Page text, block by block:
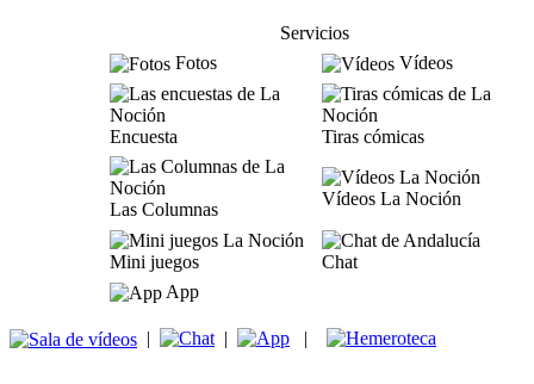
Servicios
Fotos
Vídeos
Encuesta Tiras cómicas
Las Columnas
Vídeos La Noción
Mini juegos
Chat
App
| | |